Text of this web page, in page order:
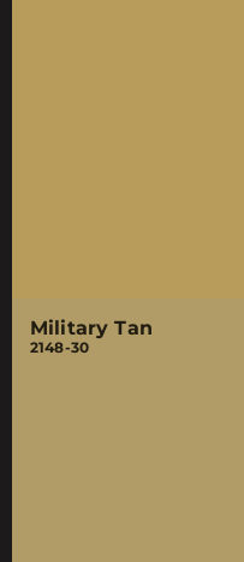
Military Tan
2148-30